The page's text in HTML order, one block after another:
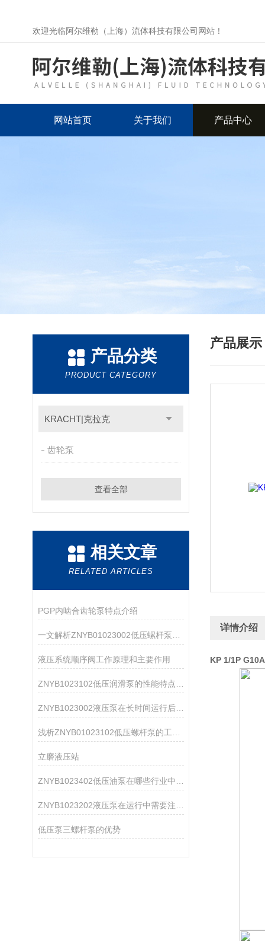
欢迎光临阿尔维勒（上海）流体科技有限公司网站！
网站首页 关于我们 产品中心
产品分类
PRODUCT CATEGORY
KRACHT|克拉克
齿轮泵
查看全部
相关文章
RELATED ARTICLES
PGP内啮合齿轮泵特点介绍
液压系统顺序阀工作原理和主要作用
ZNYB1023002液压泵在长时间运行后如何维护和保养？
立磨液压站
低压泵三螺杆泵的优势
产品展示
详情介绍
KP 1/1P